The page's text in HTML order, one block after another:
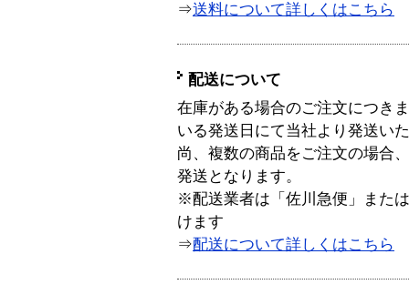
⇒送料について詳しくはこちら
配送について
在庫がある場合のご注文につき
いる発送日にて当社より発送い
尚、複数の商品をご注文の場合
発送となります。
※配送業者は「佐川急便」また
けます
⇒配送について詳しくはこちら